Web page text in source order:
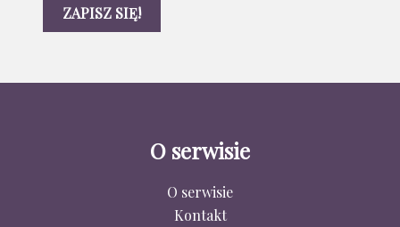
O serwisie
O serwisie
Kontakt